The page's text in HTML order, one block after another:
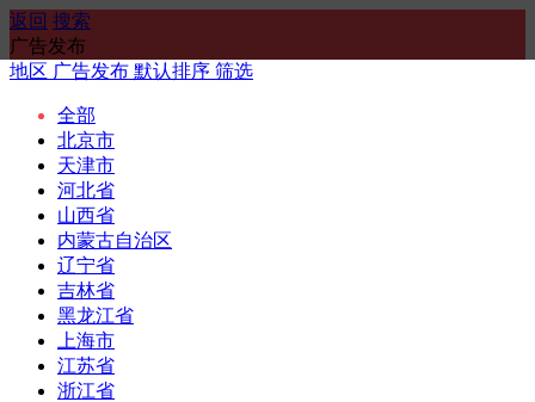
返回 搜索
广告发布
地区 广告发布 默认排序 筛选
全部
北京市
天津市
河北省
山西省
内蒙古自治区
辽宁省
吉林省
黑龙江省
上海市
江苏省
浙江省